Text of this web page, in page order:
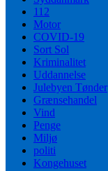
112
Motor
COVID-19
Sort Sol
Kriminalitet
Uddannelse
Julebyen Tønder
Grænsehandel
Vind
Penge
Miljø
politi
Kongehuset